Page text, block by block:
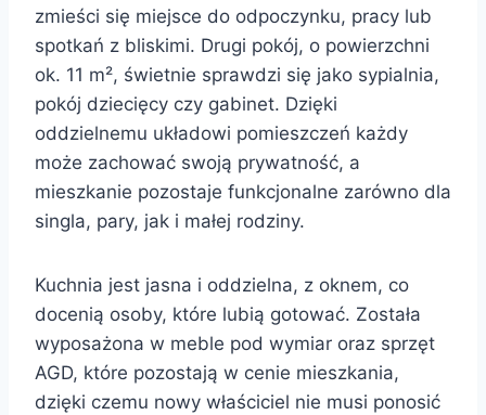
zmieści się miejsce do odpoczynku, pracy lub
spotkań z bliskimi. Drugi pokój, o powierzchni
ok. 11 m², świetnie sprawdzi się jako sypialnia,
pokój dziecięcy czy gabinet. Dzięki
oddzielnemu układowi pomieszczeń każdy
może zachować swoją prywatność, a
mieszkanie pozostaje funkcjonalne zarówno dla
singla, pary, jak i małej rodziny.
Kuchnia jest jasna i oddzielna, z oknem, co
docenią osoby, które lubią gotować. Została
wyposażona w meble pod wymiar oraz sprzęt
AGD, które pozostają w cenie mieszkania,
dzięki czemu nowy właściciel nie musi ponosić